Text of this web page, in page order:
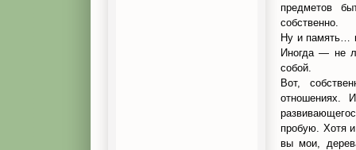
предметов
собственно.
Ну и память…
Иногда — не
собой.
Вот,
отношениях.
пробую. Хотя
вы мои,